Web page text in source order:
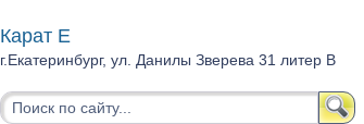
Карат Е
г.Екатеринбург, ул. Данилы Зверева 31 литер В